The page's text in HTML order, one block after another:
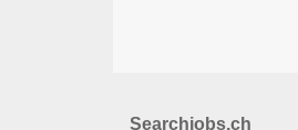
Searchjobs.ch